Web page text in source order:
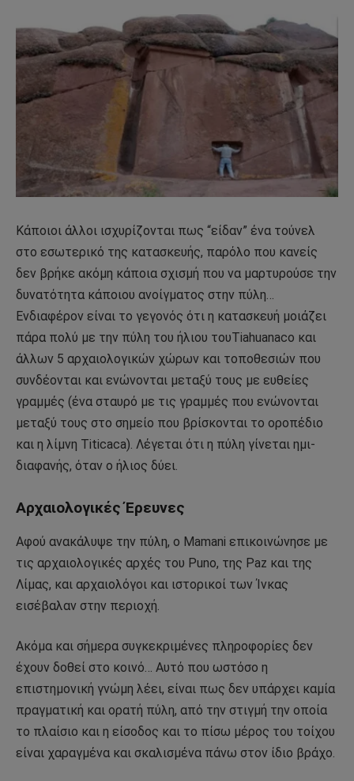
Κάποιοι άλλοι ισχυρίζονται πως “είδαν” ένα τούνελ
στο εσωτερικό της κατασκευής, παρόλο που κανείς
δεν βρήκε ακόμη κάποια σχισμή που να μαρτυρούσε την
δυνατότητα κάποιου ανοίγματος στην πύλη…
Ενδιαφέρον είναι το γεγονός ότι η κατασκευή μοιάζει
πάρα πολύ με την πύλη του ήλιου τουTiahuanaco και
άλλων 5 αρχαιολογικών χώρων και τοποθεσιών που
συνδέονται και ενώνονται μεταξύ τους με ευθείες
γραμμές (ένα σταυρό με τις γραμμές που ενώνονται
μεταξύ τους στο σημείο που βρίσκονται το οροπέδιο
και η λίμνη Titicaca). Λέγεται ότι η πύλη γίνεται ημι-
διαφανής, όταν ο ήλιος δύει.
Αρχαιολογικές Έρευνες
Αφού ανακάλυψε την πύλη, ο Mamani επικοινώνησε με
τις αρχαιολογικές αρχές του Puno, της Paz και της
Λίμας, και αρχαιολόγοι και ιστορικοί των Ίνκας
εισέβαλαν στην περιοχή.
Ακόμα και σήμερα συγκεκριμένες πληροφορίες δεν
έχουν δοθεί στο κοινό… Αυτό που ωστόσο η
επιστημονική γνώμη λέει, είναι πως δεν υπάρχει καμία
πραγματική και ορατή πύλη, από την στιγμή την οποία
το πλαίσιο και η είσοδος και το πίσω μέρος του τοίχου
είναι χαραγμένα και σκαλισμένα πάνω στον ίδιο βράχο.